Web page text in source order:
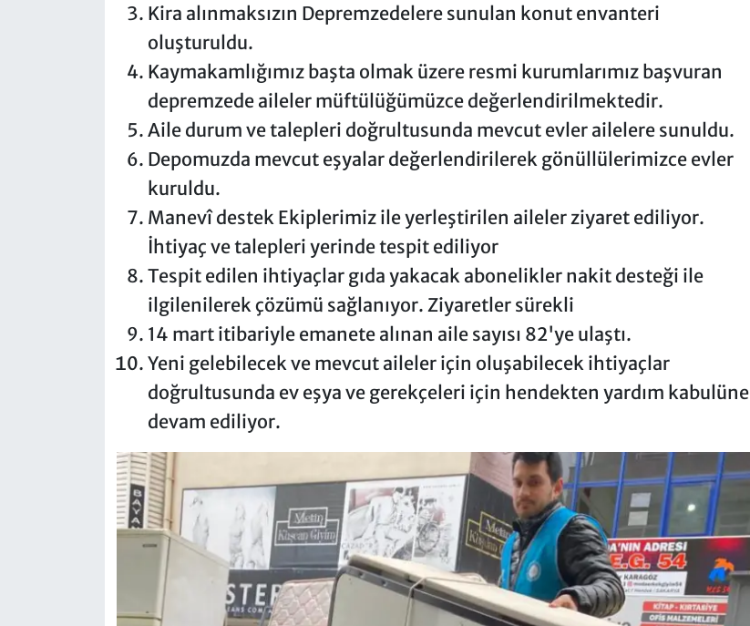
Kira alınmaksızın Depremzedelere sunulan konut envanteri
oluşturuldu.
Kaymakamlığımız başta olmak üzere resmi kurumlarımız başvuran
depremzede aileler müftülüğümüzce değerlendirilmektedir.
Aile durum ve talepleri doğrultusunda mevcut evler ailelere sunuldu.
Depomuzda mevcut eşyalar değerlendirilerek gönüllülerimizce evler
kuruldu.
Manevî destek Ekiplerimiz ile yerleştirilen aileler ziyaret ediliyor.
İhtiyaç ve talepleri yerinde tespit ediliyor
Tespit edilen ihtiyaçlar gıda yakacak abonelikler nakit desteği ile
ilgilenilerek çözümü sağlanıyor. Ziyaretler sürekli
14 mart itibariyle emanete alınan aile sayısı 82'ye ulaştı.
Yeni gelebilecek ve mevcut aileler için oluşabilecek ihtiyaçlar
doğrultusunda ev eşya ve gerekçeleri için hendekten yardım kabulüne
devam ediliyor.